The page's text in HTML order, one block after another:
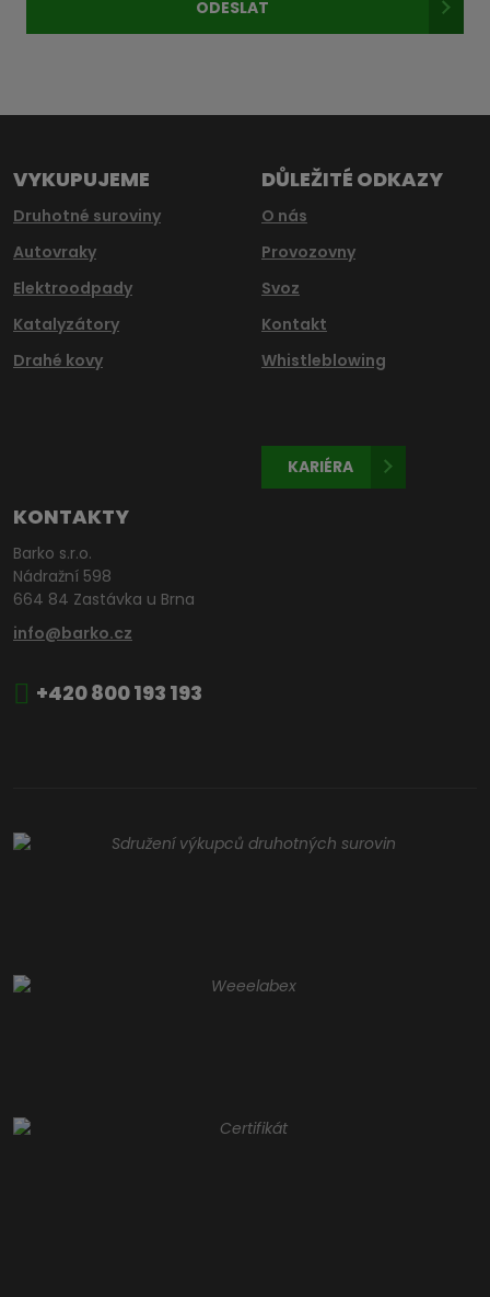
ODESLAT
nepodařilo
VYKUPUJEME
Druhotné suroviny
Autovraky
Elektroodpady
Katalyzátory
Drahé kovy
DŮLEŽITÉ ODKAZY
O nás
Provozovny
Svoz
Kontakt
Whistleblowing
KARIÉRA
KONTAKTY
Barko s.r.o.
Nádražní 598
664 84 Zastávka u Brna
info@barko.cz
+420 800 193 193